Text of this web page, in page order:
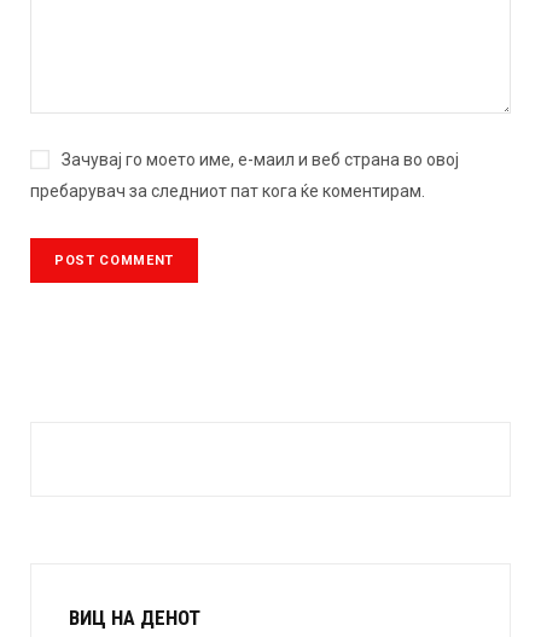
Зачувај го моето име, е-маил и веб страна во овој
пребарувач за следниот пат кога ќе коментирам.
ВИЦ НА ДЕНОТ